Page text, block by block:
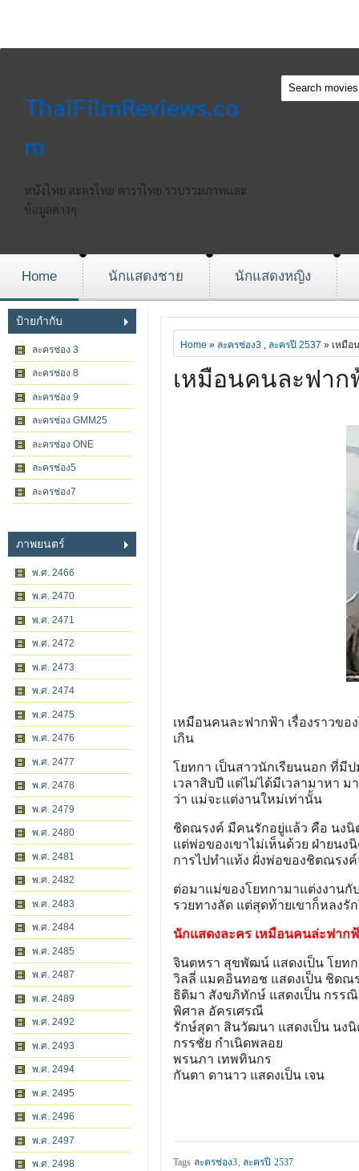
ThaiFilmReviews.co
m
หนังไทย ละครไทย ดาราไทย รวบรวมภาพและ
ข้อมูลต่างๆ
Home นักแสดงชาย นักแสดงหญิง
ป้ายกำกับ
ละครช่อง 3
ละครช่อง 8
ละครช่อง 9
ละครช่อง GMM25
ละครช่อง ONE
ละครช่อง5
ละครช่อง7
ภาพยนตร์
พ.ศ. 2466
พ.ศ. 2470
พ.ศ. 2471
พ.ศ. 2472
พ.ศ. 2473
พ.ศ. 2474
พ.ศ. 2475
พ.ศ. 2476
พ.ศ. 2477
พ.ศ. 2478
พ.ศ. 2479
พ.ศ. 2480
พ.ศ. 2481
พ.ศ. 2482
พ.ศ. 2483
พ.ศ. 2484
พ.ศ. 2485
พ.ศ. 2487
พ.ศ. 2489
พ.ศ. 2492
พ.ศ. 2493
พ.ศ. 2494
พ.ศ. 2495
พ.ศ. 2496
พ.ศ. 2497
พ.ศ. 2498
Home » ละครช่อง3 , ละครปี 2537 » เหมือ
เหมือนคนละฟาก
เหมือนคนละฟากฟ้า เรื่องราวข
เกิน
โยทกา เป็นสาวนักเรียนนอก ที่มีป
เวลาสิบปี แต่ไม่ได้มีเวลามาหา ม
ว่า แม่จะแต่งานใหม่เท่านั้น
ชิดณรงค์ มีคนรักอยู่แล้ว คือ นงนิ
แต่พ่อของเขาไม่เห็นด้วย ฝ่ายน
การไปทำแท้ง ฝั่งพ่อของชิตณรง
ต่อมาแม่ของโยทกามาแต่งงาน
รวยทางลัด แต่สุดท้ายเขาก็หลงรั
นักแสดงละคร เหมือนคนล่ะฟาก
จินตหรา สุขพัฒน์ แสดงเป็น โยท
วิลลี่ แมคอินทอช แสดงเป็น ชิดณ
ธิติมา สังขภิทักษ์ แสดงเป็น กรร
พิศาล อัครเศรณี
รักษ์สุดา สินวัฒนา แสดงเป็น นงนิ
กรรชัย กำเนิดพลอย
พรนภา เทพทินกร
กันตา ดานาว แสดงเป็น เจน
Tags ละครช่อง3, ละครปี 2537